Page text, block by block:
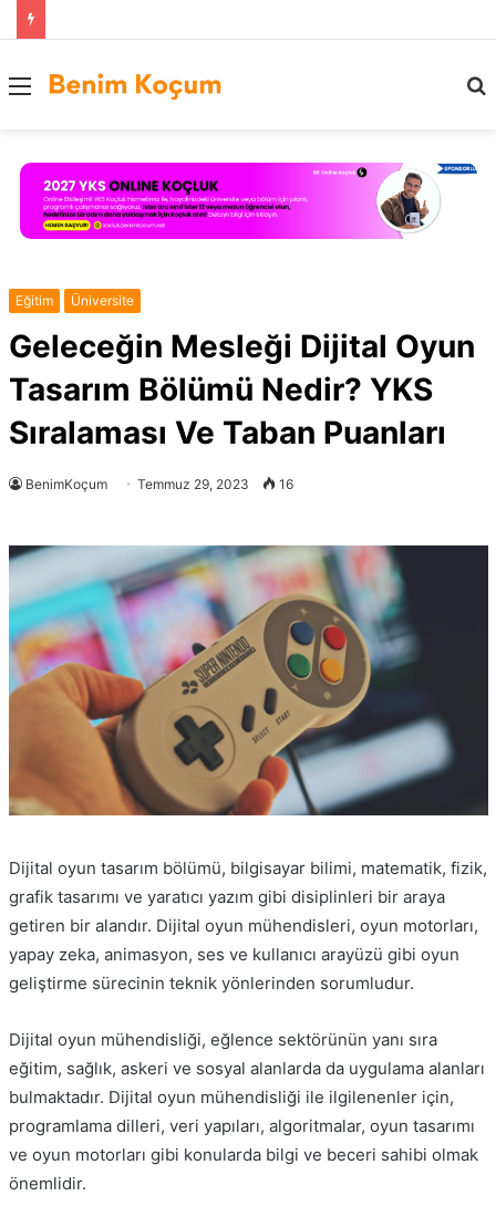
Menü
Eğitim Üniversite
Geleceğin Mesleği Dijital Oyun
Tasarım Bölümü Nedir? YKS
Sıralaması Ve Taban Puanları
BenimKoçum Temmuz 29, 2023 16
Dijital oyun tasarım bölümü, bilgisayar bilimi, matematik, fizik,
grafik tasarımı ve yaratıcı yazım gibi disiplinleri bir araya
getiren bir alandır. Dijital oyun mühendisleri, oyun motorları,
yapay zeka, animasyon, ses ve kullanıcı arayüzü gibi oyun
geliştirme sürecinin teknik yönlerinden sorumludur.
Dijital oyun mühendisliği, eğlence sektörünün yanı sıra
eğitim, sağlık, askeri ve sosyal alanlarda da uygulama alanları
bulmaktadır. Dijital oyun mühendisliği ile ilgilenenler için,
programlama dilleri, veri yapıları, algoritmalar, oyun tasarımı
ve oyun motorları gibi konularda bilgi ve beceri sahibi olmak
önemlidir.